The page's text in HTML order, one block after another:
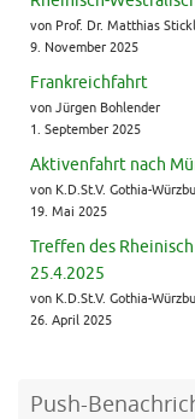
von Prof. Dr. Matthias
9. November 2025
Frankreichfahrt
von Jürgen Bohlender
1. September 2025
Aktivenfahrt nach
von K.D.St.V. Gothia-
19. Mai 2025
Treffen des
25.4.2025
von K.D.St.V. Gothia-
26. April 2025
Push-